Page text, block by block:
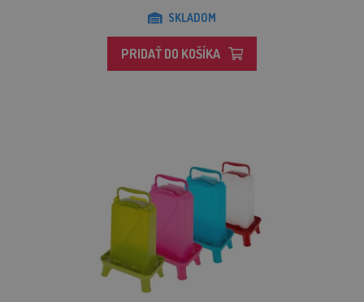
SKLADOM
PRIDAŤ DO KOŠÍKA